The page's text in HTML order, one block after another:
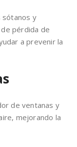
sótanos y
pérdida de
a prevenir la
de ventanas y
mejorando la